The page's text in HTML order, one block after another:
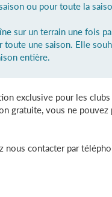
ou pour toute la
sur un terrain une fois
toute une saison. Elle
entière.
exclusive pour les
gratuite, vous ne
nous contacter par